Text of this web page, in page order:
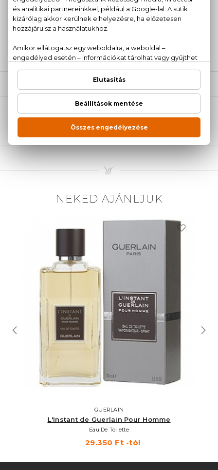
100% eredeti termékek,14 napos visszaküldési
garanciával
Kérdésed van, elakadtál? Hívd ügyfélszolgálatunkat:
NEKED AJÁNLJUK
GUERLAIN
L'Instant de Guerlain Pour Homme
Eau De Toilette
29.350 Ft -tól